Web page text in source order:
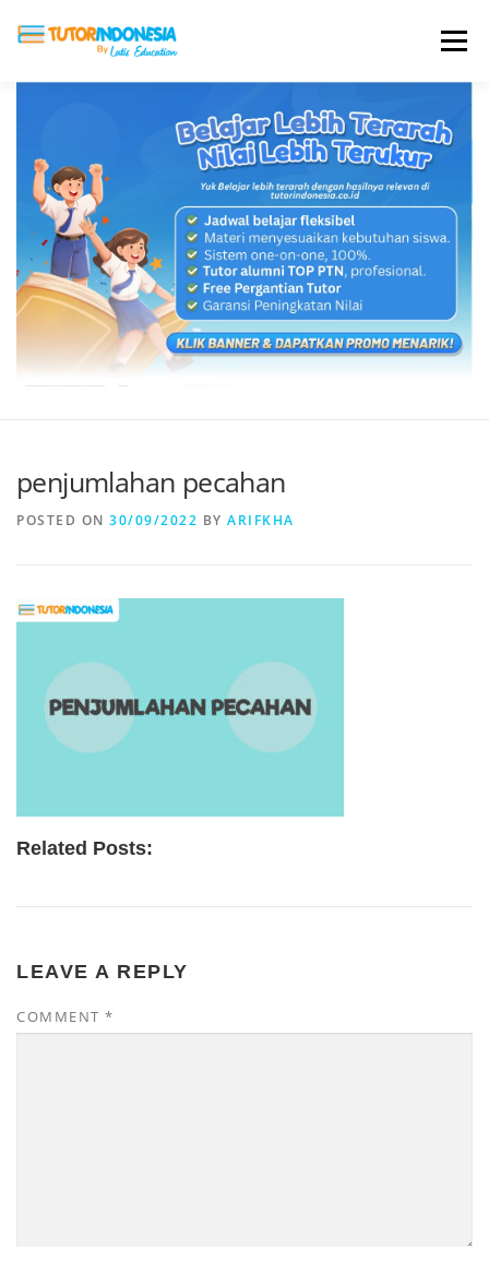
Menu
ABOUT US JADI PENGAJAR
BIAYA LES TESTIMONI PROFIL ALUMNI
BLOG DAFTAR SEKOLAH
penjumlahan pecahan
POSTED ON 30/09/2022 BY ARIFKHA
Related Posts:
LEAVE A REPLY
COMMENT *